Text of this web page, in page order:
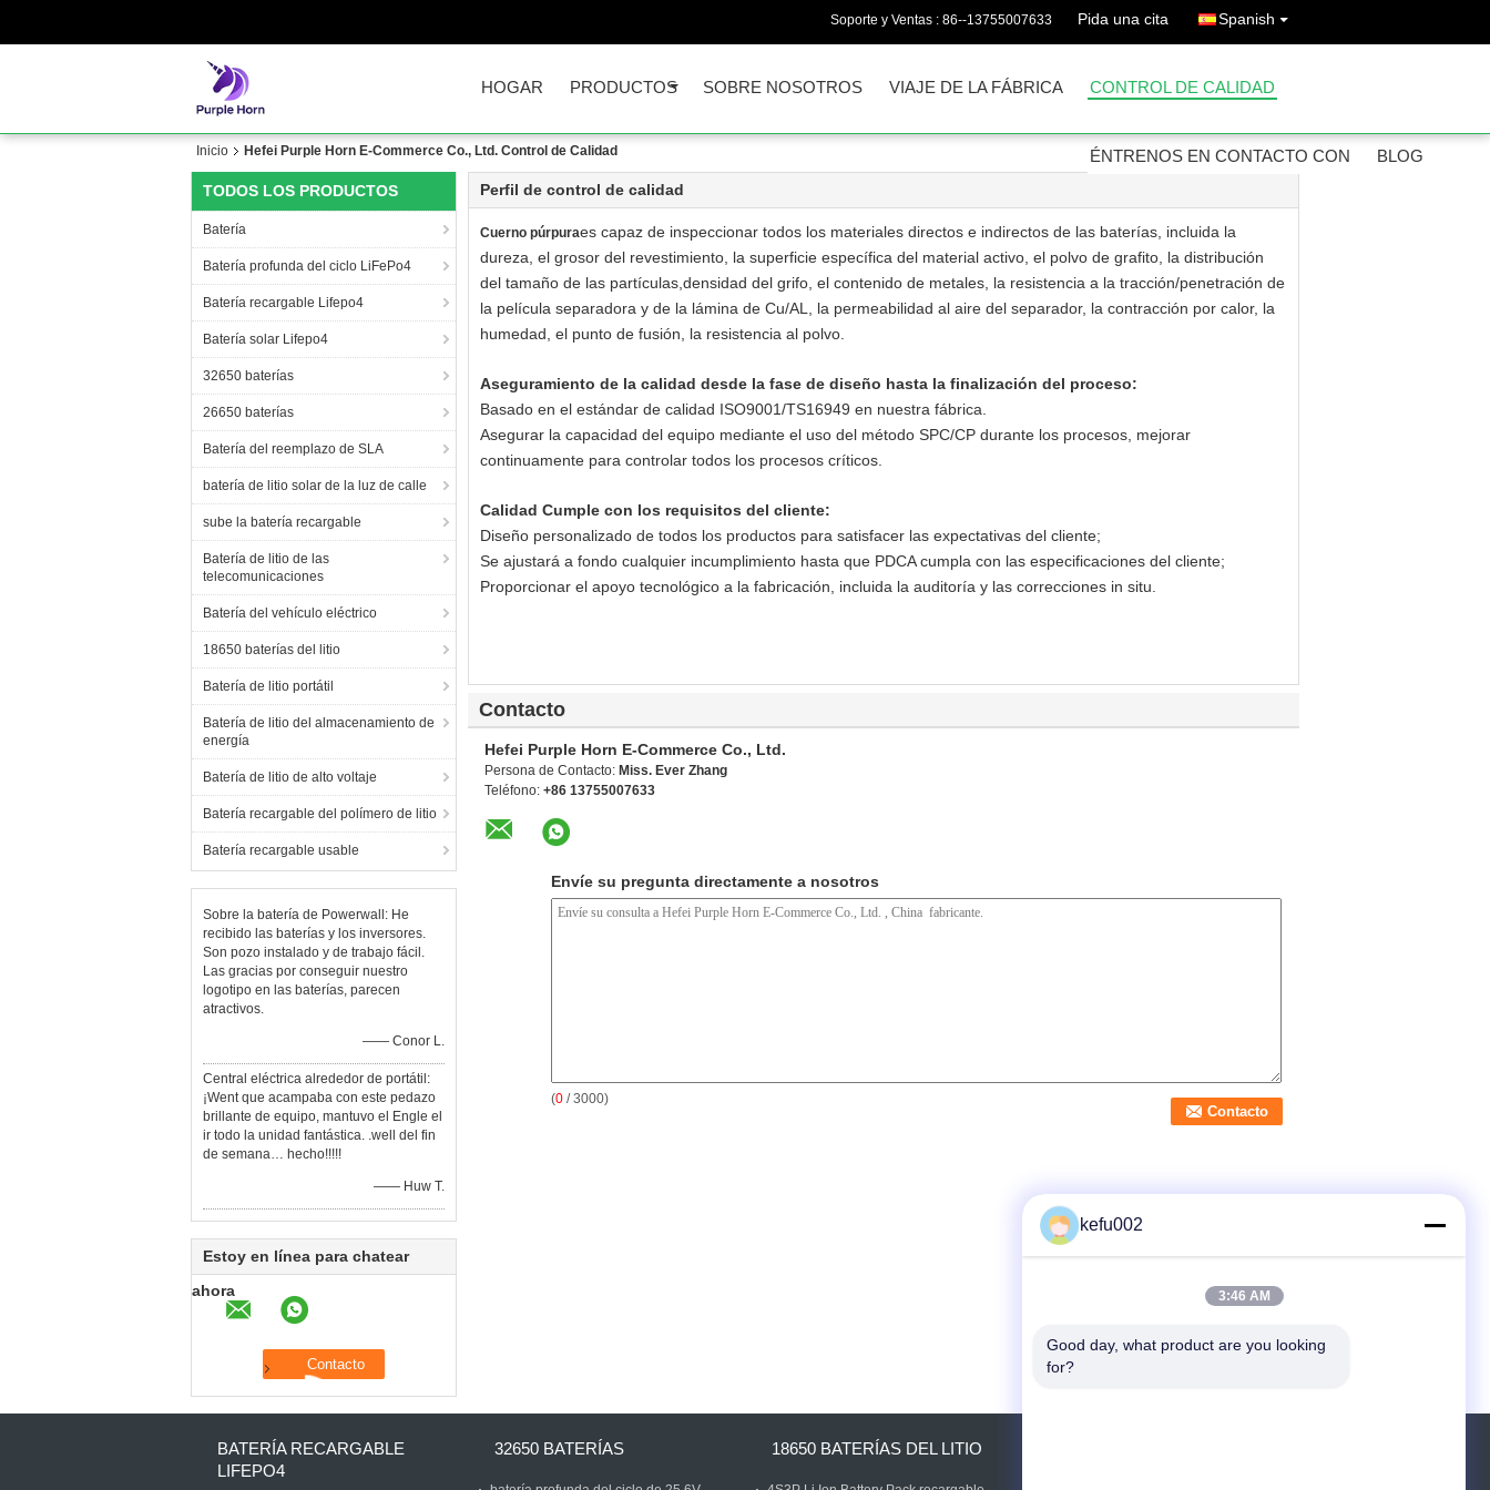
Soporte y Ventas : 86--13755007633 Pida una cita Spanish
HOGAR PRODUCTOS SOBRE NOSOTROS VIAJE DE LA FÁBRICA CONTROL DE CALIDAD
ÉNTRENOS EN CONTACTO CON BLOG
Inicio Hefei Purple Horn E-Commerce Co., Ltd. Control de Calidad
TODOS LOS PRODUCTOS
Batería
Batería profunda del ciclo LiFePo4
Batería recargable Lifepo4
Batería solar Lifepo4
32650 baterías
26650 baterías
Batería del reemplazo de SLA
batería de litio solar de la luz de calle
sube la batería recargable
Batería de litio de las
telecomunicaciones
Batería del vehículo eléctrico
18650 baterías del litio
Batería de litio portátil
Batería de litio del almacenamiento de
energía
Batería de litio de alto voltaje
Batería recargable del polímero de litio
Batería recargable usable
Sobre la batería de Powerwall: He
recibido las baterías y los inversores.
Son pozo instalado y de trabajo fácil.
Las gracias por conseguir nuestro
logotipo en las baterías, parecen
atractivos.
—— Conor L.
Central eléctrica alrededor de portátil:
¡Went que acampaba con este pedazo
brillante de equipo, mantuvo el Engle el
ir todo la unidad fantástica. .well del fin
de semana… hecho!!!!!
—— Huw T.
Estoy en línea para chatear
ahora
Perfil de control de calidad
Cuerno púrpuraes capaz de inspeccionar todos los materiales directos e indirectos de las baterías, incluida la
dureza, el grosor del revestimiento, la superficie específica del material activo, el polvo de grafito, la distribución
del tamaño de las partículas,densidad del grifo, el contenido de metales, la resistencia a la tracción/penetración de
la película separadora y de la lámina de Cu/AL, la permeabilidad al aire del separador, la contracción por calor, la
humedad, el punto de fusión, la resistencia al polvo.
Aseguramiento de la calidad desde la fase de diseño hasta la finalización del proceso:
Basado en el estándar de calidad ISO9001/TS16949 en nuestra fábrica.
Asegurar la capacidad del equipo mediante el uso del método SPC/CP durante los procesos, mejorar
continuamente para controlar todos los procesos críticos.
Calidad Cumple con los requisitos del cliente:
Diseño personalizado de todos los productos para satisfacer las expectativas del cliente;
Se ajustará a fondo cualquier incumplimiento hasta que PDCA cumpla con las especificaciones del cliente;
Proporcionar el apoyo tecnológico a la fabricación, incluida la auditoría y las correcciones in situ.
Contacto
Hefei Purple Horn E-Commerce Co., Ltd.
Persona de Contacto: Miss. Ever Zhang
Teléfono: +86 13755007633
Envíe su pregunta directamente a nosotros
(0 / 3000)
BATERÍA RECARGABLE
LIFEPO4
32650 BATERÍAS 18650 BATERÍAS DEL LITIO
kefu002
3:46 AM
Good day, what product are you looking
for?